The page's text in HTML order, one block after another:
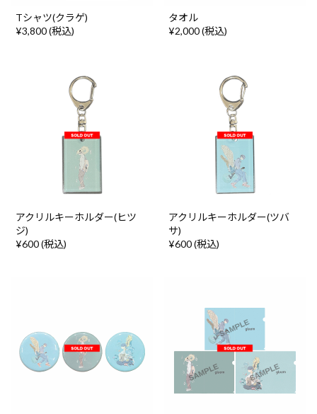
Tシャツ(クラゲ)
¥3,800 (税込)
タオル
¥2,000 (税込)
アクリルキーホルダー(ヒツ
ジ)
¥600 (税込)
アクリルキーホルダー(ツバ
サ)
¥600 (税込)